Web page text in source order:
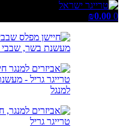
0
₪0.00